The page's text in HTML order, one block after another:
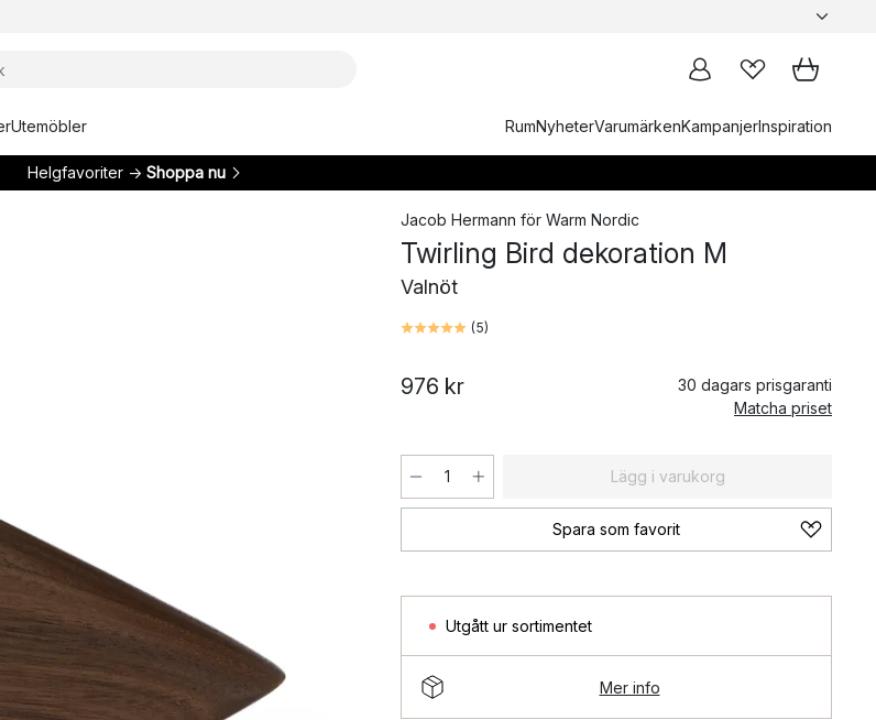
Utemöbler RumNyheterVarumärkenKampanjerInspiration
Helgfavoriter → Shoppa nu
Jacob Hermann för Warm Nordic
Twirling Bird dekoration M
Valnöt
(5)
976 kr
30 dagars prisgaranti
Matcha priset
Lägg i varukorg
Spara som favorit
Utgått ur sortimentet
Mer info